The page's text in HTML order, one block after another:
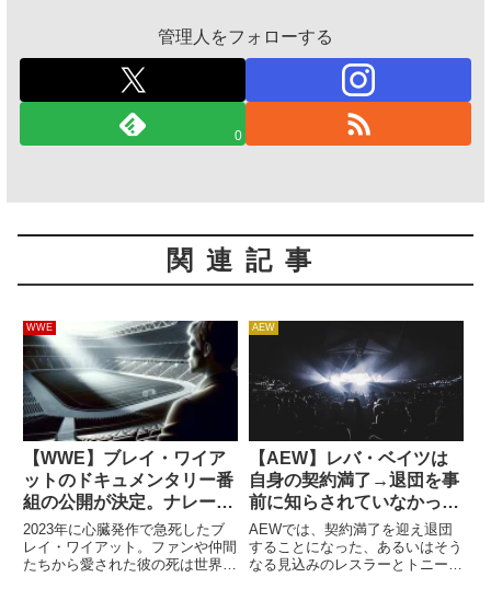
管理人をフォローする
0
関連記事
WWE
【WWE】ブレイ・ワイア
ットのドキュメンタリー番
組の公開が決定。ナレータ
ーはアンダーテイカー
2023年に心臓発作で急死したブ
レイ・ワイアット。ファンや仲間
たちから愛された彼の死は世界中
AEW
【AEW】レバ・ベイツは
自身の契約満了→退団を事
前に知らされていなかった
と報じられる。コミュニケ
ーション不足は相変わらず
AEWでは、契約満了を迎え退団
することになった、あるいはそう
なる見込みのレスラーとトニー・